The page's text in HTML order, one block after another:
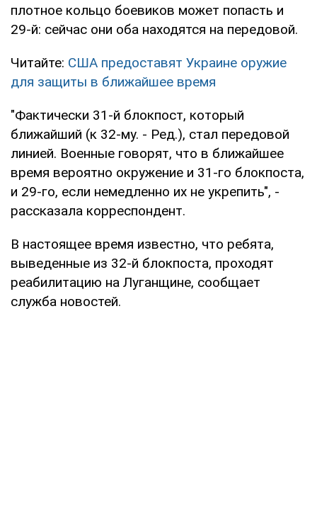
плотное кольцо боевиков может попасть и
29-й: сейчас они оба находятся на передовой.
Читайте: США предоставят Украине оружие
для защиты в ближайшее время
"Фактически 31-й блокпост, который
ближайший (к 32-му. - Ред.), стал передовой
линией. Военные говорят, что в ближайшее
время вероятно окружение и 31-го блокпоста,
и 29-го, если немедленно их не укрепить", -
рассказала корреспондент.
В настоящее время известно, что ребята,
выведенные из 32-й блокпоста, проходят
реабилитацию на Луганщине, сообщает
служба новостей.